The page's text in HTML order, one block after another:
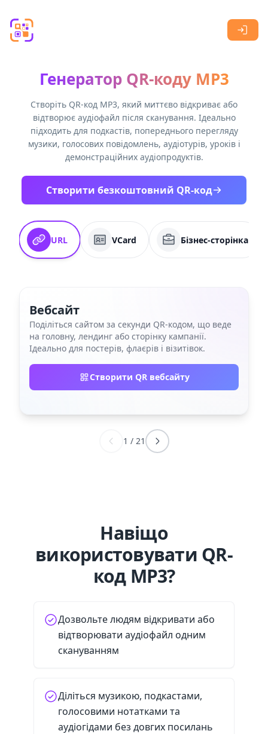
Генератор QR-коду MP3
Створіть QR-код MP3, який миттєво відкриває або
відтворює аудіофайл після сканування. Ідеально
підходить для подкастів, попереднього перегляду
музики, голосових повідомлень, аудіотурів, уроків і
демонстраційних аудіопродуктів.
Створити безкоштовний QR-код
URL VCard Бізнес-сторінка
Вебсайт
Поділіться сайтом за секунди QR‑кодом, що веде
на головну, лендинг або сторінку кампанії.
Ідеально для постерів, флаєрів і візитівок.
Створити QR вебсайту
1 / 21
Навіщо
використовувати QR-
код MP3?
Дозвольте людям відкривати або
відтворювати аудіофайл одним
скануванням
Діліться музикою, подкастами,
голосовими нотатками та
аудіогідами без довгих посилань